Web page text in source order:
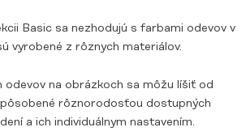
Basic sa nezhodujú s farbami odevov v
vyrobené z rôznych materiálov.
odevov na obrázkoch sa môžu líšiť od
rôznorodosťou dostupných
a ich individuálnym nastavením.